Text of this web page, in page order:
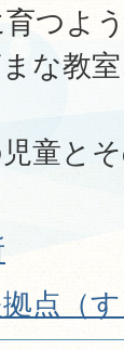
つよ
な教
童と
点（